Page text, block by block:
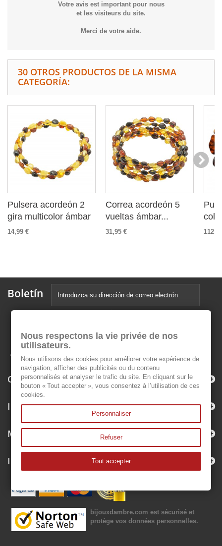
Votre avis est important pour nous
et les visiteurs du site.
Merci de votre aide.
30 OTROS PRODUCTOS DE LA MISMA
CATEGORÍA:
Pulsera acordeón 2
gira multicolor ámbar
14,99 €
Correa acordeón 5
vueltas ámbar...
31,95 €
Boletín
Categorías
Información
Mi cuenta
Información sobre la tienda
bijouxdambre.com est sécurisé et
protège vos données personnelles.
Nous respectons la vie privée de nos
utilisateurs.
Nous utilisons des cookies pour améliorer votre expérience de
navigation, afficher des publicités ou du contenu
personnalisés et analyser le trafic du site. En cliquant sur le
bouton « Tout accepter », vous consentez à l’utilisation de ces
cookies.
Personnaliser
Refuser
Tout accepter